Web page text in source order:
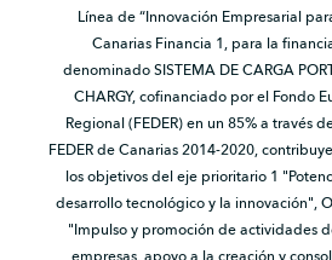
Línea de “Innovación Empresarial
Canarias Financia 1, para la
denominado SISTEMA DE CARGA
CHARGY, cofinanciado por el Fondo
Regional (FEDER) en un 85% a través
FEDER de Canarias 2014-2020,
los objetivos del eje prioritario 1
desarrollo tecnológico y la innovación",
"Impulso y promoción de actividades
empresas, apoyo a la creación y